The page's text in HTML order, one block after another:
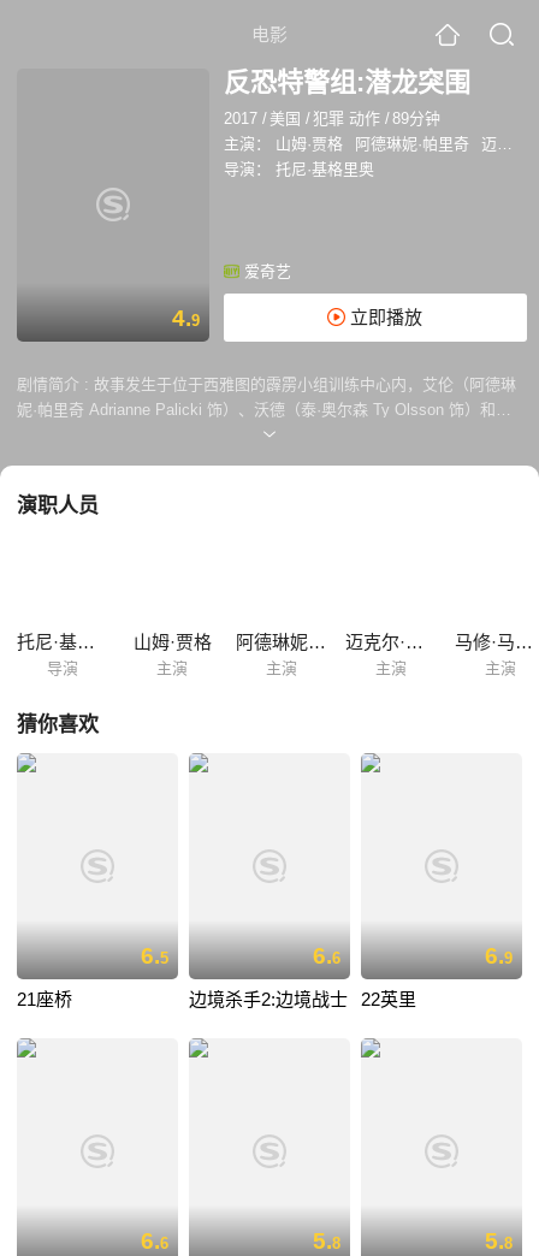
电影
4.9
反恐特警组:潜龙突围
2017 / 美国 /犯罪 动作 /89分钟
主演：
山姆·贾格 阿德琳妮·帕里奇
迈克尔·加·怀特
导演：
托尼·基格里奥
爱奇艺
立即播放
剧情简介 : 故事发生于位于西雅图的霹雳小组训练中心内，艾伦（阿德琳
妮·帕里奇 Adrianne Palicki 饰）、沃德（泰·奥尔森 Ty Olsson 饰）和霍
尔（山姆·贾格 Sam Jaeger 饰）是其中的骨干成员。一天，小组接到线
发现了一名被绑住的男子，男子名叫蝎子（迈克尔·加·怀特 Michael Jai
演职人员
托尼·基格里奥
导演
山姆·贾格
主演
阿德琳妮·帕里奇
主演
迈克尔·加·怀特
主演
马修·马斯登
主演
猜你喜欢
6.5
21座桥
6.6
边境杀手2:边境战士
6.9
22英里
6.6 5.8 5.8